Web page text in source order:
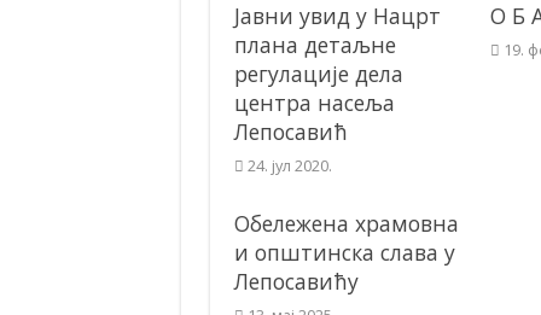
Јавни увид у Нацрт
плана детаљне
регулације дела
центра насеља
Лепосавић
24. јул 2020.
О Б
19.
Обележена храмовна
и општинска слава у
Лепосавићу